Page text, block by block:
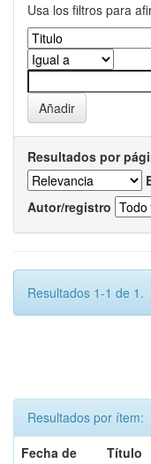
Usa los filtros para
Resultados por
Autor/registro
Resultados 1-1 de 1.
Resultados por ítem:
Fecha de
Título